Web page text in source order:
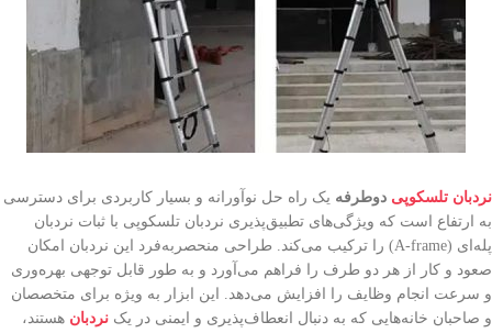
نردبان تلسکوپی دوطرفه یک راه حل نوآورانه و بسیار کاربردی برای دسترسی
به ارتفاع است که ویژگی‌های تطبیق‌پذیری نردبان تلسکوپی با ثبات نردبان
پله‌ای (A-frame) را ترکیب می‌کند. طراحی منحصربه‌فرد این نردبان امکان
صعود و کار از هر دو طرف را فراهم می‌آورد و به طور قابل توجهی بهره‌وری
و سرعت انجام وظایف را افزایش می‌دهد. این ابزار به ویژه برای متخصصان
و صاحبان خانه‌هایی که به دنبال انعطاف‌پذیری و ایمنی در یک نردبان هستند،